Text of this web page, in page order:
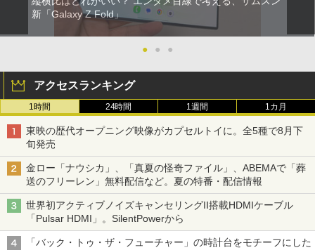
新「Galaxy Z Fold」
● ● ●
アクセスランキング
1時間 24時間 1週間 1カ月
東映の歴代オープニング映像がカプセルトイに。全5種で8月下
旬発売
金ロー「ナウシカ」、「真夏の怪奇ファイル」、ABEMAで「葬
送のフリーレン」無料配信など。夏の特番・配信情報
世界初アクティブノイズキャンセリングII搭載HDMIケーブル
「Pulsar HDMI」。SilentPowerから
「バック・トゥ・ザ・フューチャー」の時計台をモチーフにした